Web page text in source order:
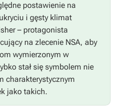
postawienie na
i gęsty klimat
– protagonista
na zlecenie NSA, aby
wymierzonym w
stał się symbolem nie
charakterystycznym
jako takich.